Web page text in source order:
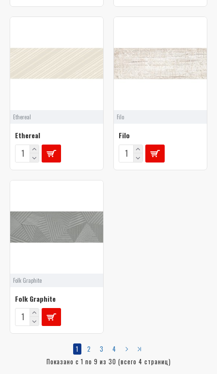
Ethereal
Ethereal
Filo
Filo
Folk Graphite
Folk Graphite
1 2 3
4
Показано с 1 по 9 из 30 (всего 4 страниц)